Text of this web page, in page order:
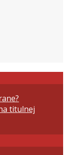
titulnej